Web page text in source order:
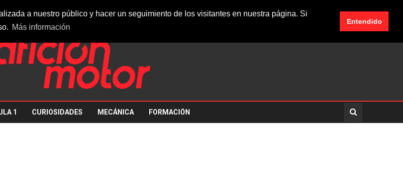
a nuestro público y hacer un seguimiento de los visitantes en nuestra página. Si
Más información
Entendido
1 CURIOSIDADES MECÁNICA FORMACIÓN